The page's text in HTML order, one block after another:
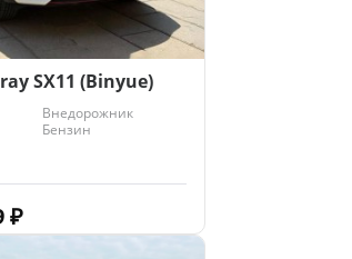
SX11 (Binyue)
Внедорожник
Бензин
₽